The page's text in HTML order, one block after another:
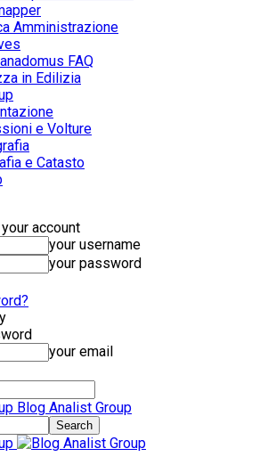
Amministrazione
FAQ
in Edilizia
e Volture
e Catasto
account
your username
your password
your email
Blog Analist Group